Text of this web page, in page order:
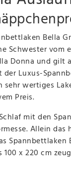
Bella
Schwester vom
Donna und gilt
Luxus-
wertiges
Preis.
mit den
Allein
Spannbettlaken
100 x 220 cm